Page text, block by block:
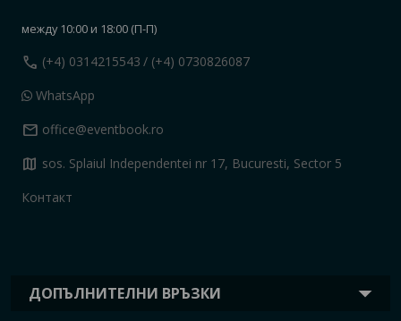
ДОПЪЛНИТЕЛНИ ВРЪЗКИ
между 10:00 и 18:00 (П-П)
call (+4) 0314215543 / (+4) 0730826087
WhatsApp
mail office@eventbook.ro
map sos. Splaiul Independentei nr 17, Bucuresti, Sector 5
Контакт